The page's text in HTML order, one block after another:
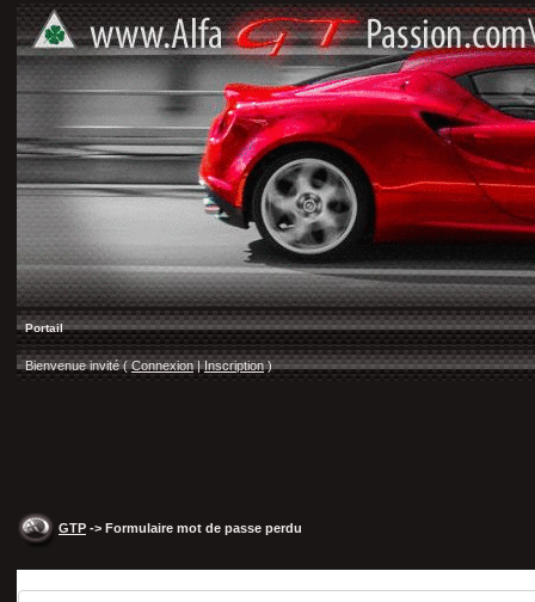
Portail
Bienvenue invité ( Connexion |Inscription)
GTP -> Formulaire mot de passe perdu